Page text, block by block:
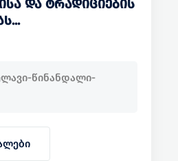
ᲓᲐ ᲢᲠᲐᲓᲘᲪᲘᲔᲑᲘᲡ
წინანდალი-